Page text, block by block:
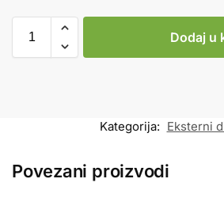
Dodaj u
Kategorija: Eksterni
Povezani proizvodi